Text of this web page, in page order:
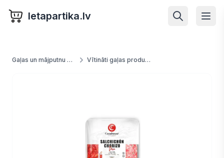
letapartika.lv
Gaļas un mājputnu produkti Vītināti gaļas produkti